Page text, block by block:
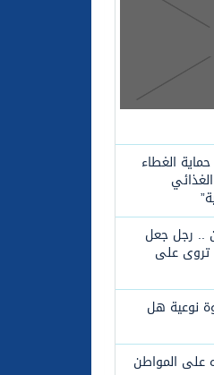
الغطاء
.. رجل جعل
تروى على
نوعية هل
على المواطن